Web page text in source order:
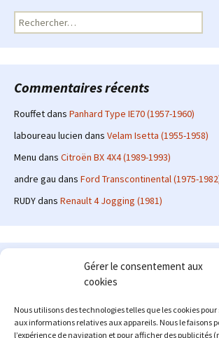
Gérer le consentement aux
cookies
Nous utilisons des technologies telles que les cookies
aux informations relatives aux appareils. Nous le faisons
l’expérience de navigation et pour afficher des publicités
Rechercher :
Commentaires récents
Rouffetdans Panhard Type IE70 (1957-1960)
laboureau lucien dans Velam Isetta (1955-1958)
Menu dans Citroën BX 4X4 (1989-1993)
andre gau dans Ford Transcontinental (1975-
RUDYdans Renault 4 Jogging (1981)
Le site en quelques mots
: passionné d'automobile
nombreuses années, j'ai commencé à
internet à partir de 2009 au travers d'un blog
succès. Fin 2013, je décide de prendre mon